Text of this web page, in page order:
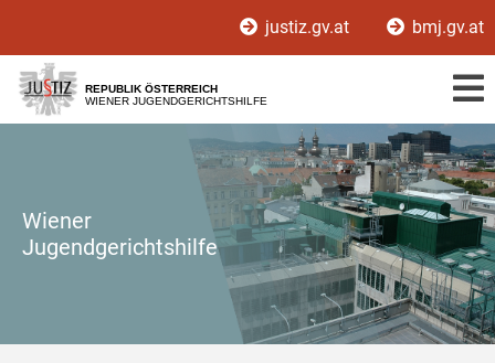
[1]
[2]
justiz.gv.at bmj.gv.at
REPUBLIK ÖSTERREICH
WIENER JUGENDGERICHTSHILFE
Wiener
Jugendgerichtshilfe